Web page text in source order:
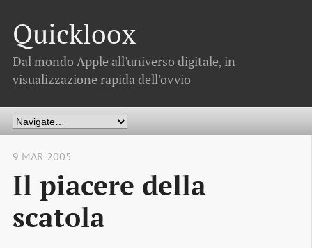
Quickloox
Dal mondo Apple all'universo digitale, in
visualizzazione rapida dell'ovvio
9 MAR 2005
Il piacere della
scatola